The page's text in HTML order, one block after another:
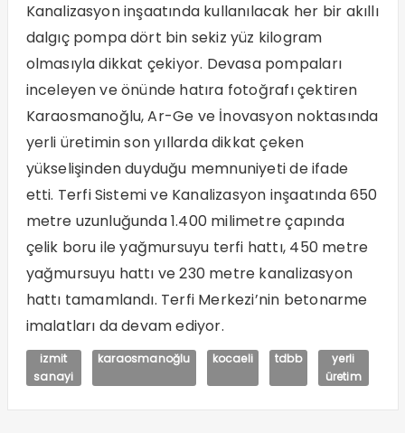
Kanalizasyon inşaatında kullanılacak her bir akıllı
dalgıç pompa dört bin sekiz yüz kilogram
olmasıyla dikkat çekiyor. Devasa pompaları
inceleyen ve önünde hatıra fotoğrafı çektiren
Karaosmanoğlu, Ar-Ge ve İnovasyon noktasında
yerli üretimin son yıllarda dikkat çeken
yükselişinden duyduğu memnuniyeti de ifade
etti. Terfi Sistemi ve Kanalizasyon inşaatında 650
metre uzunluğunda 1.400 milimetre çapında
çelik boru ile yağmursuyu terfi hattı, 450 metre
yağmursuyu hattı ve 230 metre kanalizasyon
hattı tamamlandı. Terfi Merkezi’nin betonarme
imalatları da devam ediyor.
izmit
sanayi
karaosmanoğlu kocaeli tdbb
yerli
üretim